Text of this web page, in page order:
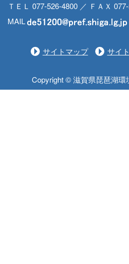
ＴＥＬ 077-526-4800 ／ ＦＡＸ
MAIL
サイトマップ サイ
Copyright © 滋賀県琵琶湖環